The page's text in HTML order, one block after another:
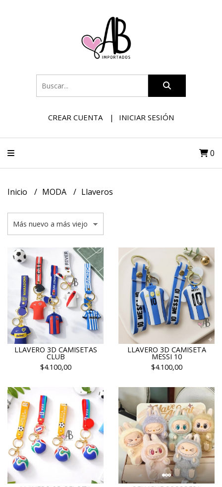
CREAR CUENTA INICIAR SESIÓN
0
Inicio MODA Llaveros
LLAVERO 3D CAMISETAS
CLUB
$4.100,00
LLAVERO 3D CAMISETA
MESSI 10
$4.100,00